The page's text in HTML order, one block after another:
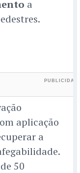
a
aplicação
a
50